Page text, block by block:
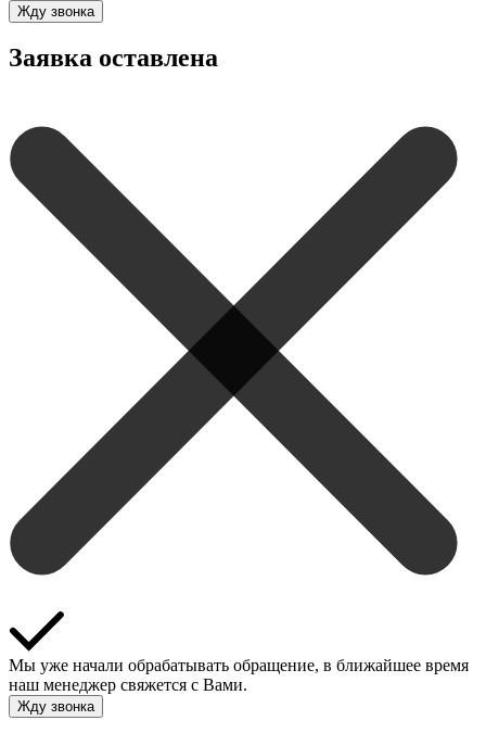
Жду звонка
Заявка оставлена
Мы уже начали обрабатывать обращение, в ближайшее время
наш менеджер свяжется с Вами.
Жду звонка